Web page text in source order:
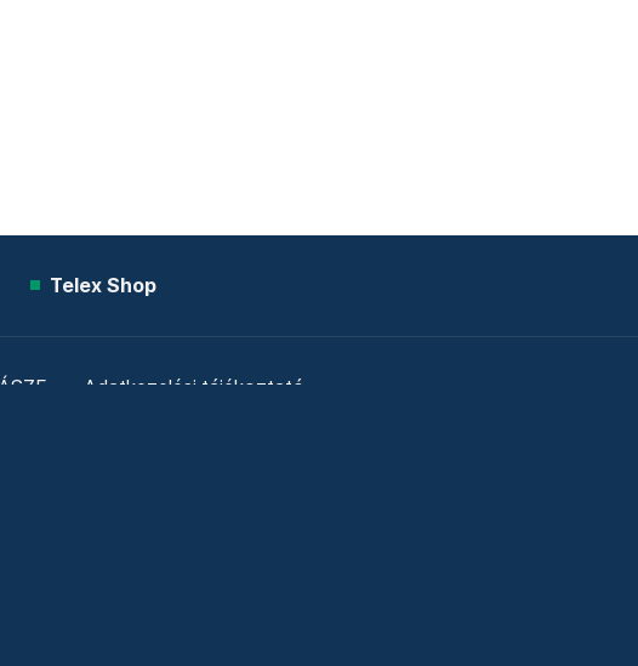
Telex Shop
ÁSZF Adatkezelési tájékoztató